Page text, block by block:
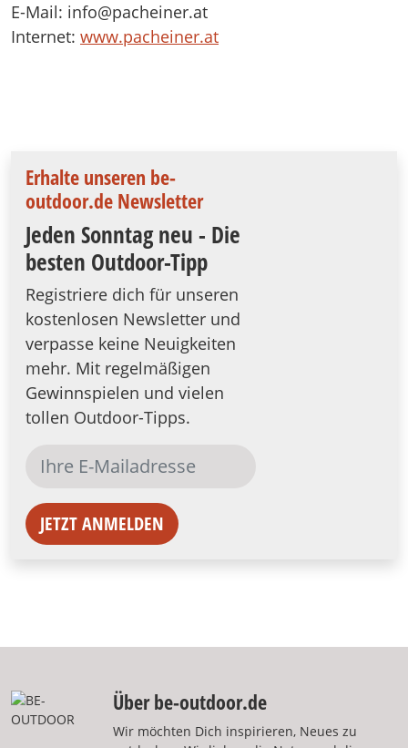
E-Mail: info@pacheiner.at
Internet: www.pacheiner.at
Erhalte unseren be-
outdoor.de Newsletter
Jeden Sonntag neu - Die
besten Outdoor-Tipp
Registriere dich für unseren
kostenlosen Newsletter und
verpasse keine Neuigkeiten
mehr. Mit regelmäßigen
Gewinnspielen und vielen
tollen Outdoor-Tipps.
JETZT ANMELDEN
Über be-outdoor.de
Wir möchten Dich inspirieren, Neues zu